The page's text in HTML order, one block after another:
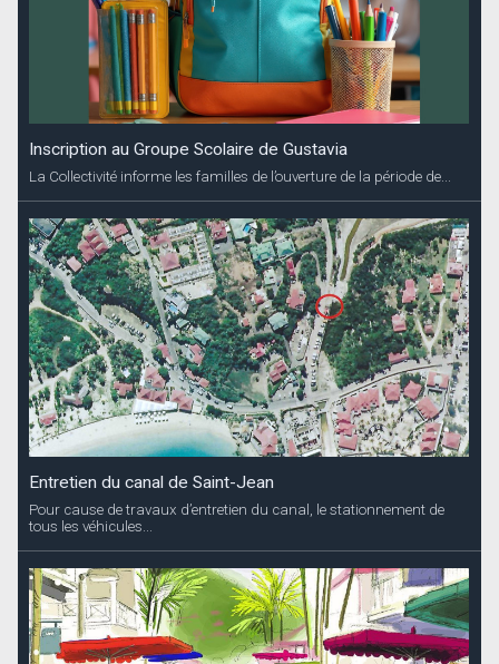
Inscription au Groupe Scolaire de Gustavia
La Collectivité informe les familles de l’ouverture de la période de...
Entretien du canal de Saint-Jean
Pour cause de travaux d’entretien du canal, le stationnement de
tous les véhicules...